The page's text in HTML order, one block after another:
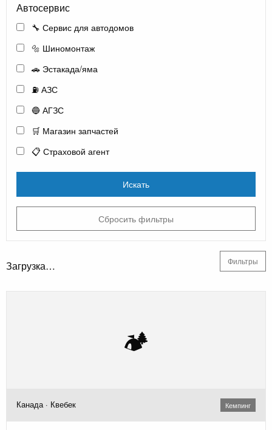
Автосервис
🔧 Сервис для автодомов
🔩 Шиномонтаж
🚗 Эстакада/яма
⛽ АЗС
🔵 АГЗС
🛒 Магазин запчастей
📋 Страховой агент
Искать
Сбросить фильтры
Загрузка… Фильтры
🏕️
Канада · Квебек Кемпинг